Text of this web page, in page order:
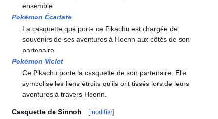
ensemble.
Pokémon Écarlate
La casquette que porte ce Pikachu est chargée de
souvenirs de ses aventures à Hoenn aux côtés de son
partenaire.
Pokémon Violet
Ce Pikachu porte la casquette de son partenaire. Elle
symbolise les liens étroits qu'ils ont tissés lors de leurs
aventures à travers Hoenn.
Casquette de Sinnoh [modifier]